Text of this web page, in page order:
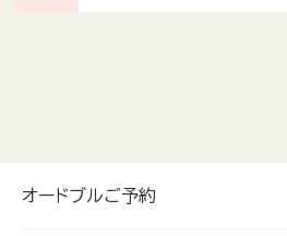
オードブルご予約